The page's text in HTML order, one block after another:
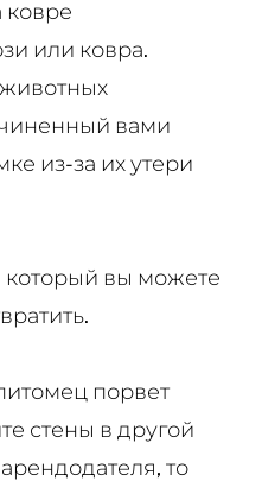
ковре
или ковра.
вами
из-за их утери
вы можете
порвет
стены в другой
то